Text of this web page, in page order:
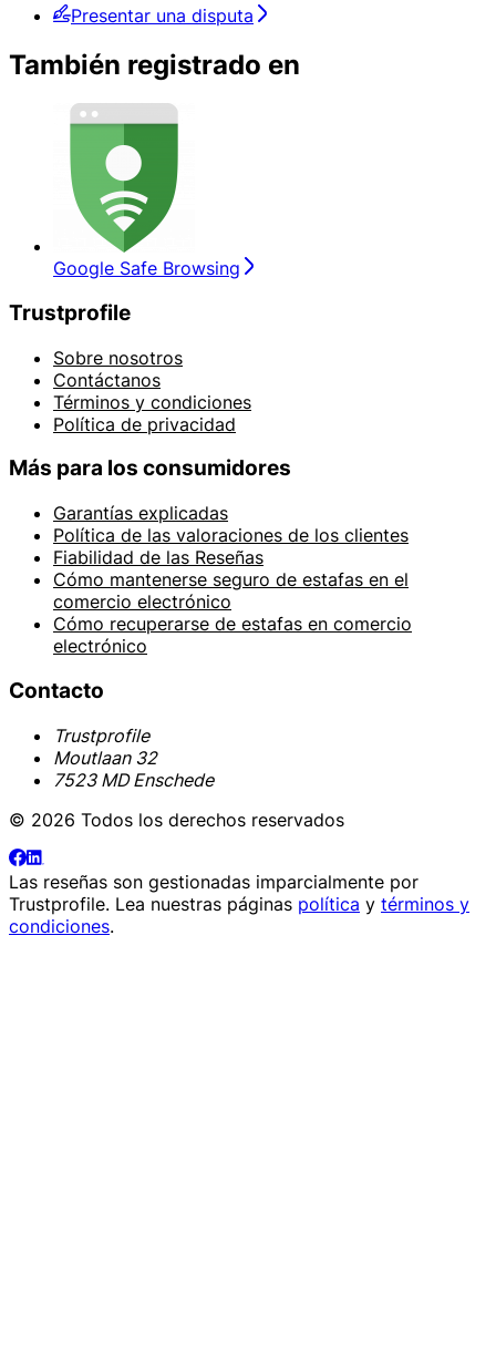
Presentar una disputa
También registrado en
Google Safe Browsing
Trustprofile
Sobre nosotros
Contáctanos
Términos y condiciones
Política de privacidad
Más para los consumidores
Garantías explicadas
Política de las valoraciones de los clientes
Fiabilidad de las Reseñas
Cómo mantenerse seguro de estafas en el
comercio electrónico
Cómo recuperarse de estafas en comercio
electrónico
Contacto
Trustprofile
Moutlaan 32
7523 MD Enschede
© 2026 Todos los derechos reservados
Las reseñas son gestionadas imparcialmente por
Trustprofile. Lea nuestras páginas política y términos y
condiciones.